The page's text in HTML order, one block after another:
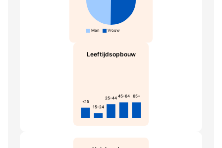
Man Vrouw
Leeftijdsopbouw
<15
15-24
25-4445-64 65+